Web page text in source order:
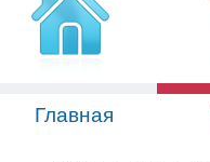
Главная